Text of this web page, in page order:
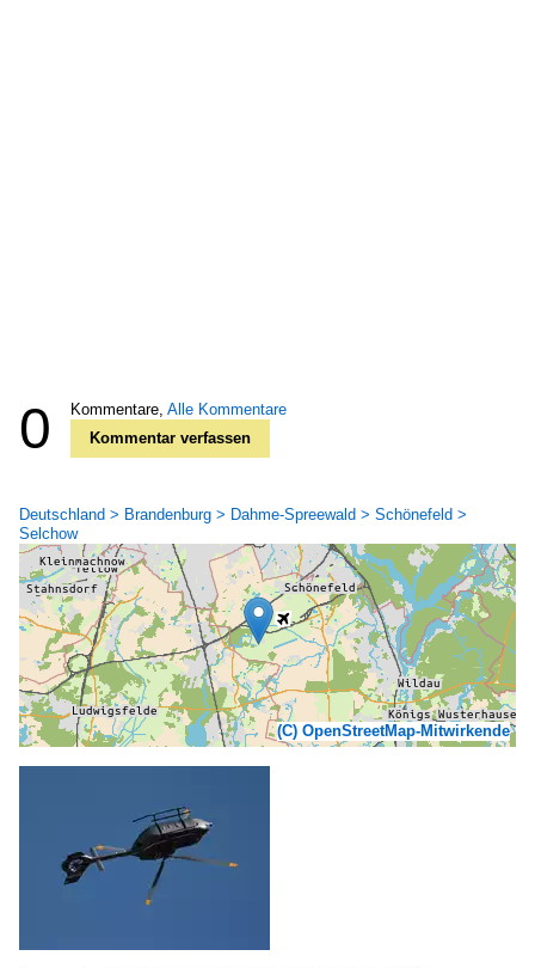
0 Kommentare, Alle Kommentare
Kommentar verfassen
Deutschland > Brandenburg > Dahme-Spreewald > Schönefeld >
Selchow
(C) OpenStreetMap-Mitwirkende